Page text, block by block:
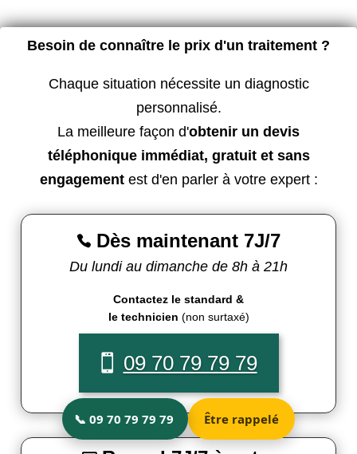
Besoin de connaître le prix d'un traitement ?
Chaque situation nécessite un diagnostic
personnalisé.
La meilleure façon d'obtenir un devis
téléphonique immédiat, gratuit et sans
engagementest d'en parler à votre expert :
 Dès maintenant 7J/7
Du lundi au dimanche de 8h à 21h
Contactez le standard &
le technicien (non surtaxé)
09 70 79 79 79